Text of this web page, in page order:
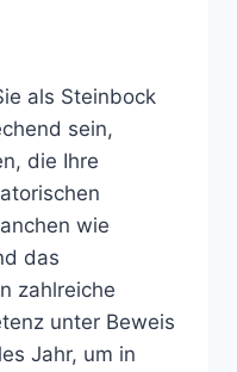
als Steinbock
sein,
die Ihre
wie
das
zahlreiche
unter Beweis
Jahr, um in